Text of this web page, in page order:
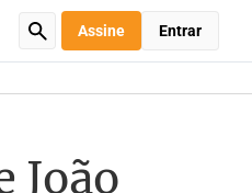
Assine Entrar
João